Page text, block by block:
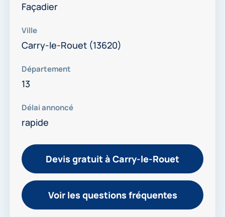
Façadier
Ville
Carry-le-Rouet (13620)
Département
13
Délai annoncé
rapide
Devis gratuit à Carry-le-Rouet
Voir les questions fréquentes